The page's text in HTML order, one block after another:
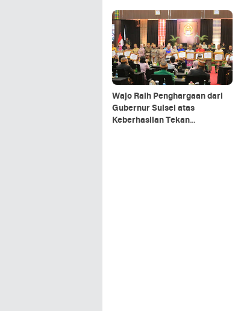
Wajo Raih Penghargaan dari
Gubernur Sulsel atas
Keberhasilan Tekan